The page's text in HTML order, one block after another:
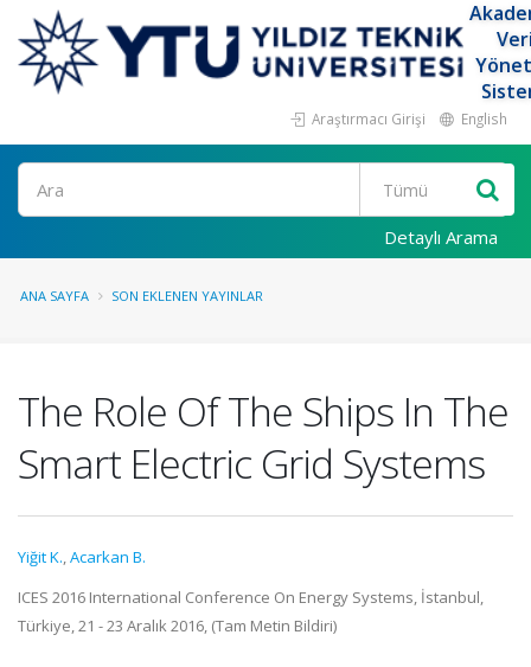
Araştırmacı Girişi English
Ara
Detaylı Arama
ANA SAYFA SON EKLENEN YAYINLAR
The Role Of The Ships In The
Smart Electric Grid Systems
Yiğit K.,Acarkan B.
ICES 2016 International Conference On Energy Systems, İstanbul,
Türkiye, 21 - 23 Aralık 2016, (Tam Metin Bildiri)